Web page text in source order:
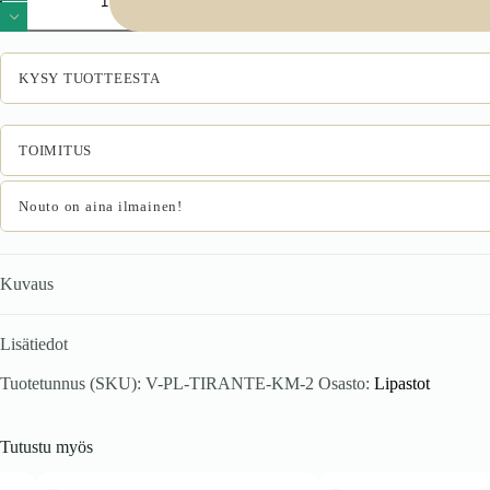
rinna
rahakott
kašmiirist
KYSY TUOTTEESTA
TOIMITUS
Nouto on aina ilmainen!
Kuvaus
Lisätiedot
Tuotetunnus (SKU): V-PL-TIRANTE-KM-2 Osasto: Lipastot
Tutustu myös